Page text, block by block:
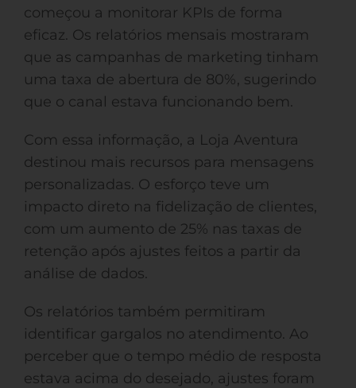
começou a monitorar KPIs de forma
eficaz. Os relatórios mensais mostraram
que as campanhas de marketing tinham
uma taxa de abertura de 80%, sugerindo
que o canal estava funcionando bem.
Com essa informação, a Loja Aventura
destinou mais recursos para mensagens
personalizadas. O esforço teve um
impacto direto na fidelização de clientes,
com um aumento de 25% nas taxas de
retenção após ajustes feitos a partir da
análise de dados.
Os relatórios também permitiram
identificar gargalos no atendimento. Ao
perceber que o tempo médio de resposta
estava acima do desejado, ajustes foram